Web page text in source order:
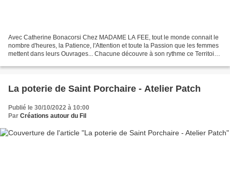
Avec Catherine Bonacorsi Chez MADAME LA FEE, tout le monde connait le
nombre d'heures, la Patience, l'Attention et toute la Passion que les femmes
mettent dans leurs Ouvrages... Chacune découvre à son rythme ce Territoire
La poterie de Saint Porchaire - Atelier Patch
Publié le 30/10/2022 à 10:00
Par Créations autour du Fil